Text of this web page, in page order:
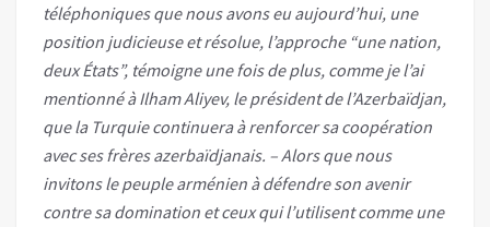
téléphoniques que nous avons eu aujourd’hui, une
position judicieuse et résolue, l’approche “une nation,
deux États”, témoigne une fois de plus, comme je l’ai
mentionné à Ilham Aliyev, le président de l’Azerbaïdjan,
que la Turquie continuera à renforcer sa coopération
avec ses frères azerbaïdjanais. – Alors que nous
invitons le peuple arménien à défendre son avenir
contre sa domination et ceux qui l’utilisent comme une